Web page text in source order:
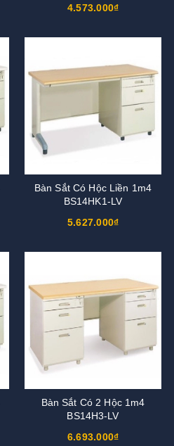
4.573.000₫
Bàn Sắt Có Hộc Liền 1m4
BS14HK1-LV
5.627.000₫
Bàn Sắt Có 2 Hộc 1m4
BS14H3-LV
6.693.000₫